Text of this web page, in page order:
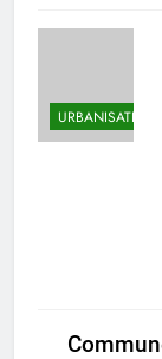
URBANISATION